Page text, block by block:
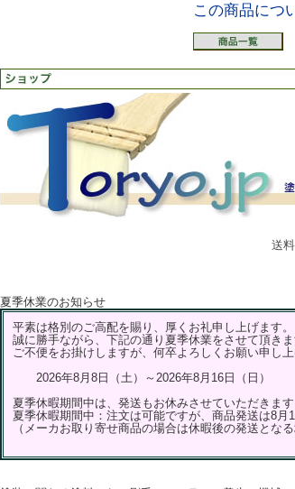
この商品につ
送
夏季休業のお知らせ
平素は格別のご高配を賜り、厚くお礼申し上げます。
誠に勝手ながら、下記の通り夏季休業をさせて頂きま
ご不便をお掛けしますが、何卒よろしくお願い申し上
2026年8月8日（土）～2026年8月16日（日）
夏季休暇期間中は、発送もお休みさせていただきます
夏季休暇期間中：注文は可能ですが、商品発送は8月
（メーカお取り寄せ商品の場合は休暇後の発送となる